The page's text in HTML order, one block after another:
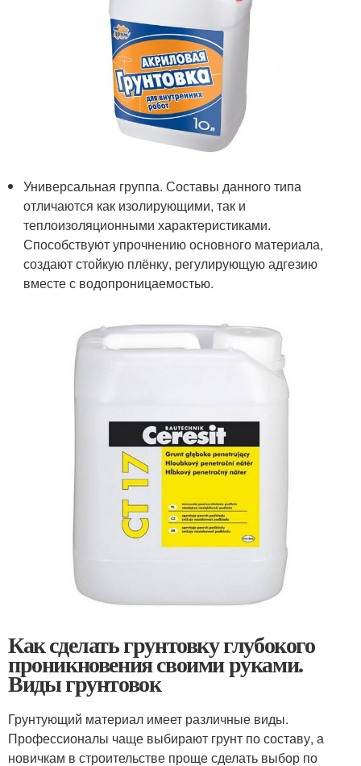
Универсальная группа. Составы данного типа
отличаются как изолирующими, так и
теплоизоляционными характеристиками.
Способствуют упрочнению основного материала,
создают стойкую плёнку, регулирующую адгезию
вместе с водопроницаемостью.
Как сделать грунтовку глубокого
проникновения своими руками.
Виды грунтовок
Грунтующий материал имеет различные виды.
Профессионалы чаще выбирают грунт по составу, а
новичкам в строительстве проще сделать выбор по